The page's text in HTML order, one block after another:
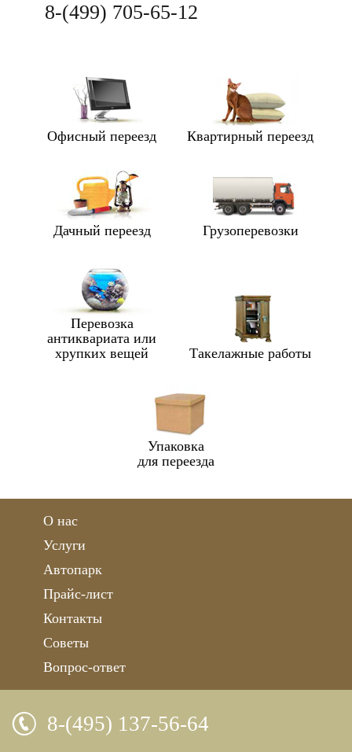
8-(499) 705-65-12
Офисный переезд Квартирный переезд
Дачный переезд Грузоперевозки
Перевозка
антиквариата или
хрупких вещей
Такелажные работы
Упаковка
для переезда
О нас
Услуги
Автопарк
Прайс-лист
Контакты
Советы
Вопрос-ответ
8-(495) 137-56-64